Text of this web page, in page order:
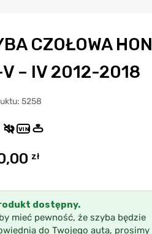
CZOŁOWA
– IV 2012-2018
5258
VIN
zł
dostępny.
mieć pewność, że szyba będzie
do Twojego auta,